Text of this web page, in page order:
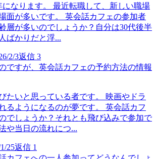
になります。 最近転職して、新しい職場
面が多いです。 英会話カフェの参加者
層が多いのでしょうか？自分は30代後半
ばかりだと浮...
2/3返信 3
ですが、英会話カフェの予約方法の情報
たいと思っている者です。 映画やドラ
るようになるのが夢です。 英会話カフ
でしょうか？それとも飛び込みで参加で
や当日の流れにつ...
25返信 1